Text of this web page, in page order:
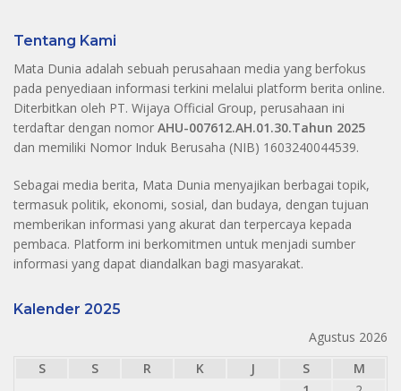
Tentang Kami
Mata Dunia adalah sebuah perusahaan media yang berfokus
pada penyediaan informasi terkini melalui platform berita online.
Diterbitkan oleh PT. Wijaya Official Group, perusahaan ini
terdaftar dengan nomor AHU-007612.AH.01.30.Tahun 2025
dan memiliki Nomor Induk Berusaha (NIB) 1603240044539.
Sebagai media berita, Mata Dunia menyajikan berbagai topik,
termasuk politik, ekonomi, sosial, dan budaya, dengan tujuan
memberikan informasi yang akurat dan terpercaya kepada
pembaca. Platform ini berkomitmen untuk menjadi sumber
informasi yang dapat diandalkan bagi masyarakat.
Kalender 2025
Agustus 2026
S
S R K J S
M